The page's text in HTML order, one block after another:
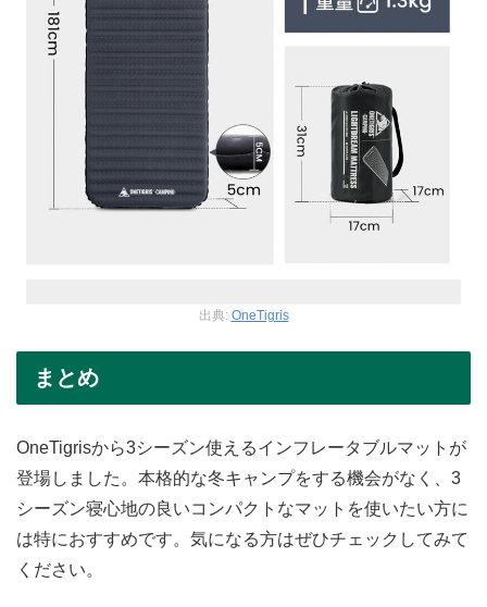
出典: OneTigris
まとめ
OneTigrisから3シーズン使えるインフレータブルマットが
登場しました。本格的な冬キャンプをする機会がなく、3
シーズン寝心地の良いコンパクトなマットを使いたい方に
は特におすすめです。気になる方はぜひチェックしてみて
ください。